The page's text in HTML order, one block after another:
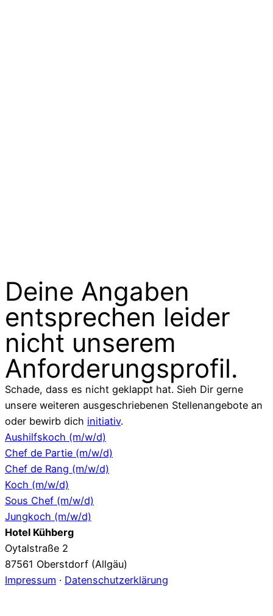
Deine Angaben
entsprechen leider
nicht unserem
Anforderungsprofil.
Schade, dass es nicht geklappt hat. Sieh Dir gerne
unsere weiteren ausgeschriebenen Stellenangebote an
oder bewirb dich initiativ.
Aushilfskoch (m/w/d)
Chef de Partie (m/w/d)
Chef de Rang (m/w/d)
Koch (m/w/d)
Sous Chef (m/w/d)
Jungkoch (m/w/d)
Hotel Kühberg
Oytalstraße 2
87561 Oberstdorf (Allgäu)
Impressum · Datenschutzerklärung